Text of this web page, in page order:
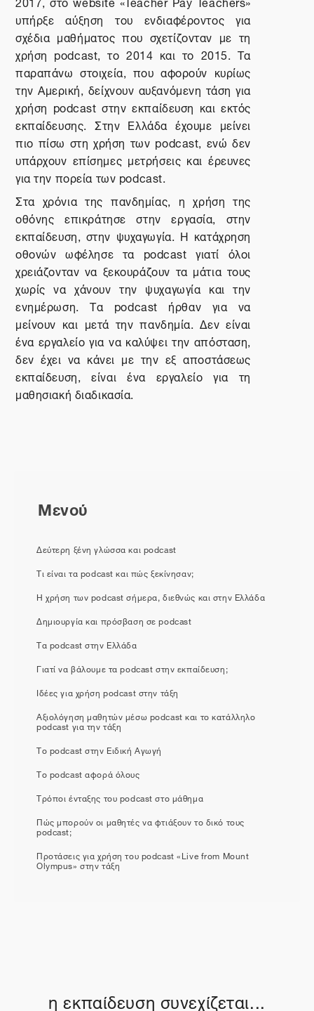
υπήρξε αύξηση του ενδιαφέροντος για
σχέδια μαθήματος που σχετίζονταν με τη
χρήση podcast, το 2014 και το 2015. Τα
παραπάνω στοιχεία, που αφορούν κυρίως
την Αμερική, δείχνουν αυξανόμενη τάση για
χρήση podcast στην εκπαίδευση και εκτός
εκπαίδευσης. Στην Ελλάδα έχουμε μείνει
πιο πίσω στη χρήση των podcast, ενώ δεν
υπάρχουν επίσημες μετρήσεις και έρευνες
για την πορεία των podcast.
Στα χρόνια της πανδημίας, η χρήση της
οθόνης επικράτησε στην εργασία, στην
εκπαίδευση, στην ψυχαγωγία. Η κατάχρηση
οθονών ωφέλησε τα podcast γιατί όλοι
χρειάζονταν να ξεκουράζουν τα μάτια τους
χωρίς να χάνουν την ψυχαγωγία και την
ενημέρωση. Τα podcast ήρθαν για να
μείνουν και μετά την πανδημία. Δεν είναι
ένα εργαλείο για να καλύψει την απόσταση,
δεν έχει να κάνει με την εξ αποστάσεως
εκπαίδευση, είναι ένα εργαλείο για τη
μαθησιακή διαδικασία.
Μενού
Δεύτερη ξένη γλώσσα και podcast
Τι είναι τα podcast και πώς ξεκίνησαν;
Η χρήση των podcast σήμερα, διεθνώς και στην Ελλάδα
Δημιουργία και πρόσβαση σε podcast
Τα podcast στην Ελλάδα
Γιατί να βάλουμε τα podcast στην εκπαίδευση;
Ιδέες για χρήση podcast στην τάξη
Αξιολόγηση μαθητών μέσω podcast και το κατάλληλο
podcast για την τάξη
Το podcast στην Ειδική Αγωγή
Το podcast αφορά όλους
Τρόποι ένταξης του podcast στο μάθημα
Πώς μπορούν οι μαθητές να φτιάξουν το δικό τους
podcast;
Προτάσεις για χρήση του podcast «Live from Mount
Olympus» στην τάξη
η εκπαίδευση συνεχίζεται...